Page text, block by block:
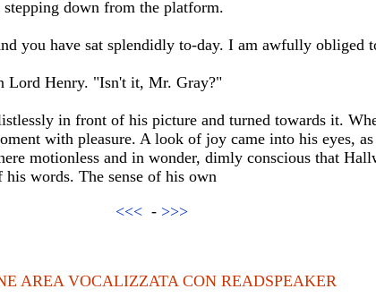
down from the platform.
you have sat splendidly to-day. I am awfully obliged
Lord Henry. "Isn't it, Mr. Gray?"
in front of his picture and turned towards it.
with pleasure. A look of joy came into his eyes,
motionless and in wonder, dimly conscious that
words. The sense of his own
<<< - >>>
AREA VOCALIZZATA CON READSPEAKER